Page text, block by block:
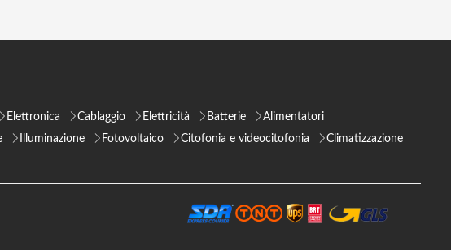
Elettronica Cablaggio Elettricità Batterie
Alimentatori
Illuminazione Fotovoltaico Citofonia e videocitofonia
Climatizzazione